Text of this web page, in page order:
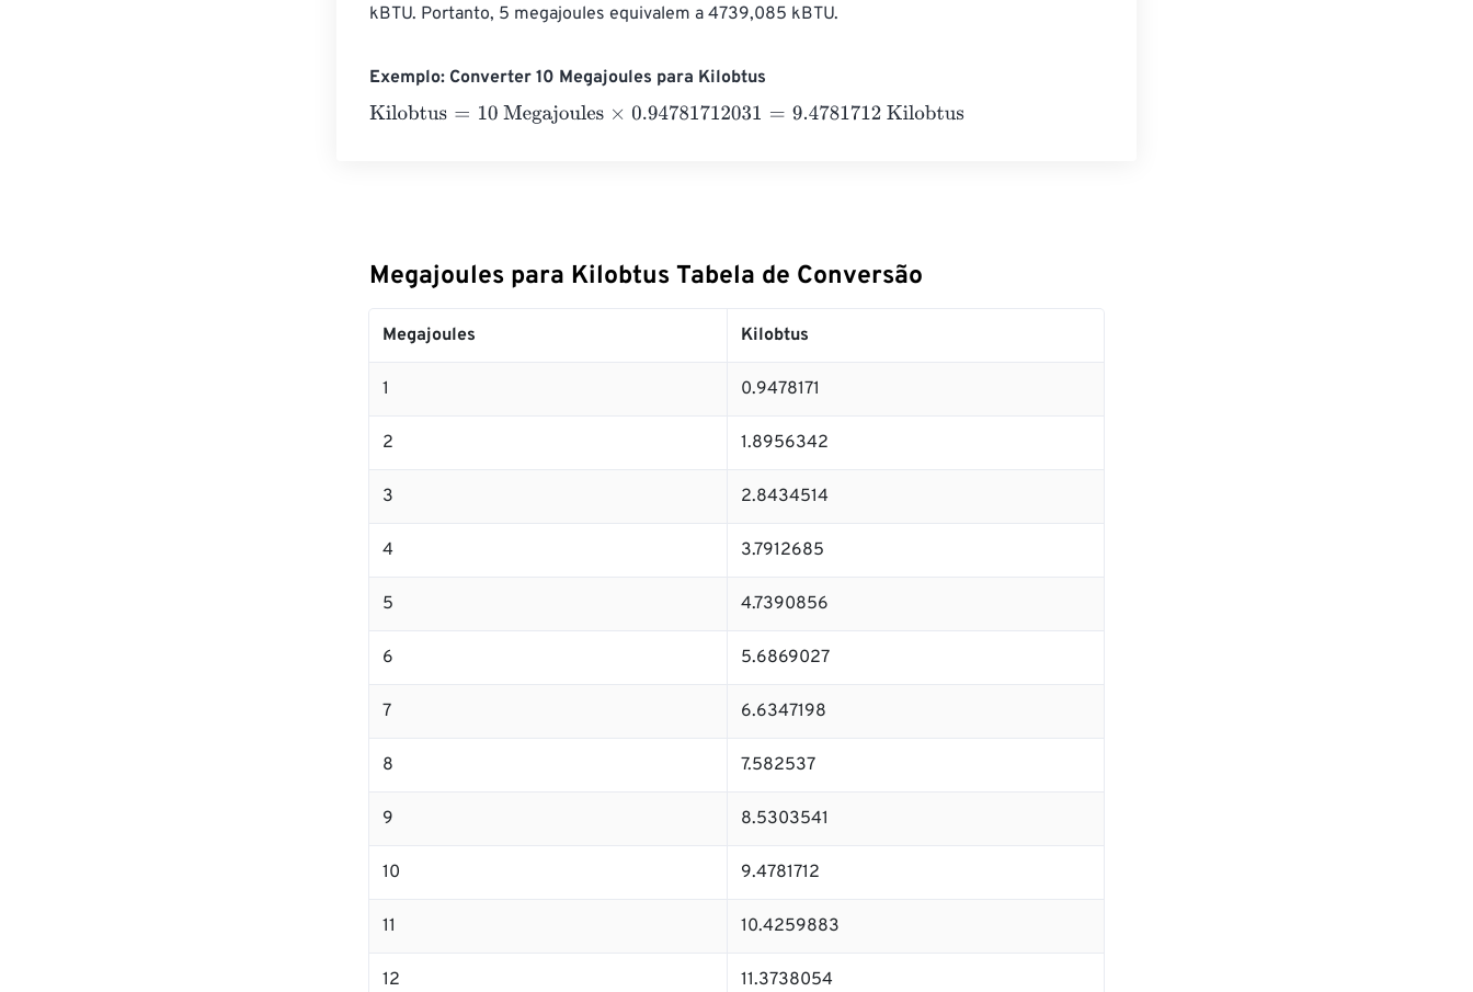
kBTU. Portanto, 5 megajoules equivalem a 4739,085 kBTU.
Exemplo: Converter 10 Megajoules para Kilobtus
Kilobtus=10 Megajoules×0.94781712031=9.4781712 Kilobtus
Megajoules para Kilobtus Tabela de Conversão
Megajoules Kilobtus
1 0.9478171
2 1.8956342
3 2.8434514
4 3.7912685
5 4.7390856
6 5.6869027
7 6.6347198
8 7.582537
9 8.5303541
10 9.4781712
11 10.4259883
12 11.3738054